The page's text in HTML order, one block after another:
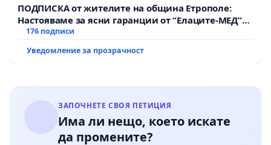
да ми ги изпратят чрез куриер
https://drive.google.com/file/d/
usp=sharing
ПОДПИСКА от жителите на община Етрополе:
Настояваме за ясни гаранции от “Елаците-МЕД”
АД и от държавата, че ще се изпълнят всички
176 подписи
Уведомление за прозрачност
ЗАПОЧНЕТЕ СВОЯ ПЕТИЦИЯ
Има ли нещо, което искате
да промените?